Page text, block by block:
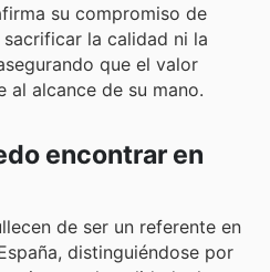
su compromiso de
la calidad ni la
que el valor
al alcance de su mano.
encontrar en
de ser un referente en
distinguiéndose por